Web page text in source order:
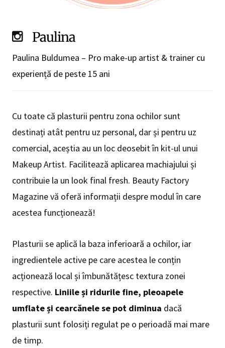
Paulina
Paulina Buldumea – Pro make-up artist & trainer cu
experiență de peste 15 ani
Cu toate că plasturii pentru zona ochilor sunt
destinați atât pentru uz personal, dar și pentru uz
comercial, aceștia au un loc deosebit în kit-ul unui
Makeup Artist. Facilitează aplicarea machiajului și
contribuie la un look final fresh. Beauty Factory
Magazine vă oferă informații despre modul în care
acestea funcționează!
Plasturii se aplică la baza inferioară a ochilor, iar
ingredientele active pe care acestea le conțin
acționează local și îmbunătățesc textura zonei
respective. Liniile și ridurile fine, pleoapele
umflate și cearcănele se pot diminua dacă
plasturii sunt folosiți regulat pe o perioadă mai mare
de timp.